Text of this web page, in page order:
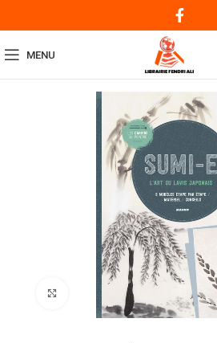
MENU
Click to enlarge